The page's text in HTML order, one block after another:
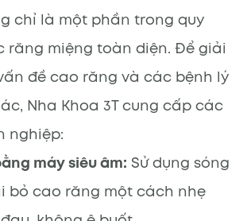
chỉ là một phần trong quy
răng miệng toàn diện. Để giải
đề cao răng và các bệnh lý
Nha Khoa 3T cung cấp các
nghiệp:
máy siêu âm: Sử dụng sóng
bỏ cao răng một cách nhẹ